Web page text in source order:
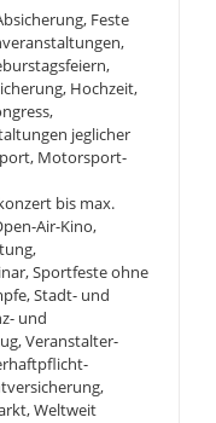
, Feste
,
,
, Hochzeit,
,
jeglicher
, Motorsport-
bis max.
Air-Kino,
,
,Sportfeste ohne
,Stadt- und
und
,Veranstalter-
,
,Weltweit